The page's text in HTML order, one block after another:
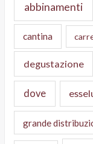
abbinamenti
cantina
degustazione
dove
grande